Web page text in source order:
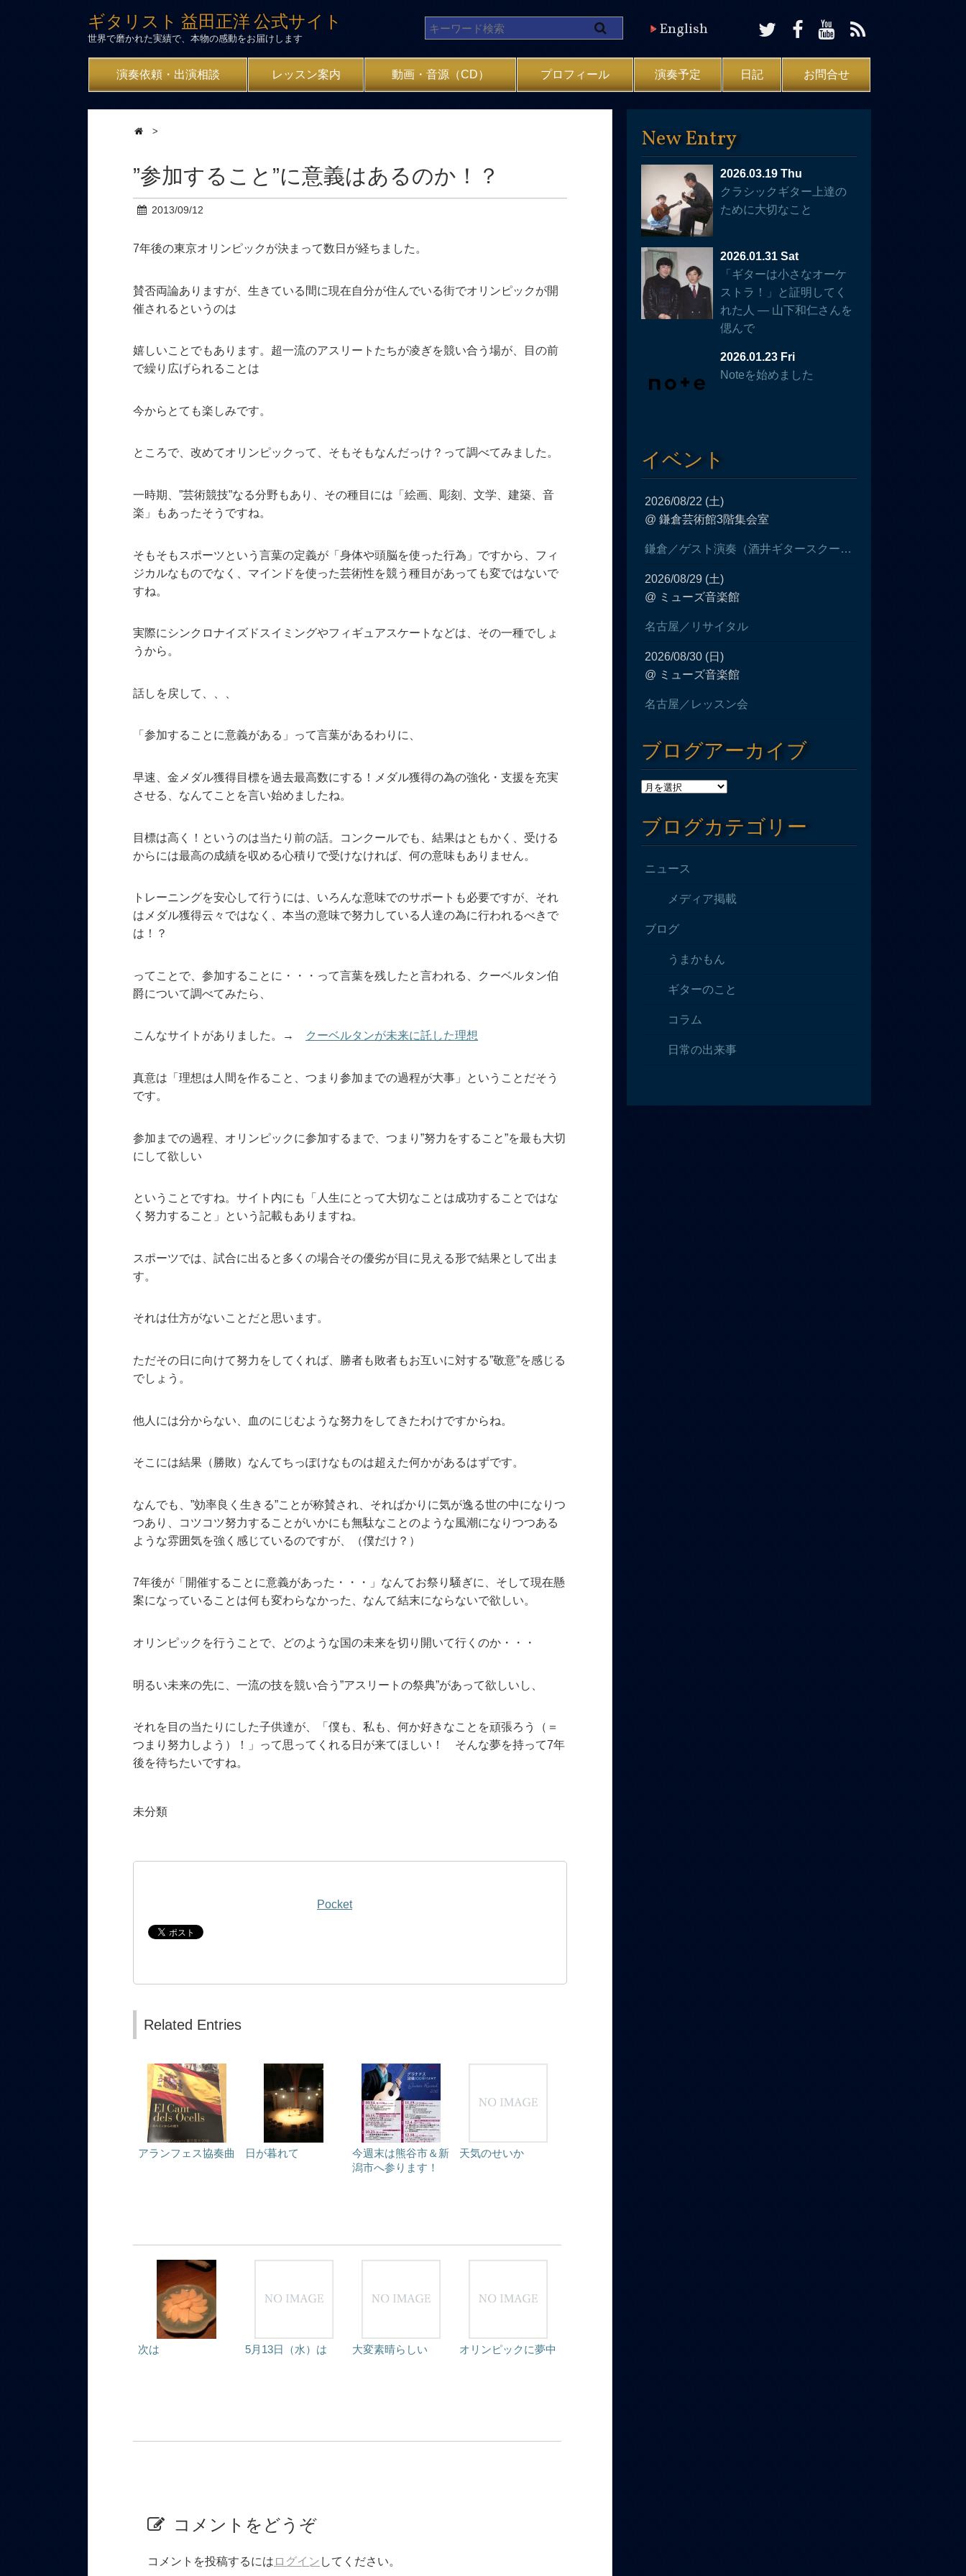
ギタリスト 益田正洋 公式サイト
世界で磨かれた実績で、本物の感動をお届けします English
演奏依頼・出演相談 レッスン案内 動画・音源（CD） プロフィール 演奏予定 日記 お問合せ
>
”参加すること”に意義はあるのか！？
2013/09/12
7年後の東京オリンピックが決まって数日が経ちました。
賛否両論ありますが、生きている間に現在自分が住んでいる街でオリンピックが開
催されるというのは
嬉しいことでもあります。超一流のアスリートたちが凌ぎを競い合う場が、目の前
で繰り広げられることは
今からとても楽しみです。
ところで、改めてオリンピックって、そもそもなんだっけ？って調べてみました。
一時期、”芸術競技”なる分野もあり、その種目には「絵画、彫刻、文学、建築、音
楽」もあったそうですね。
そもそもスポーツという言葉の定義が「身体や頭脳を使った行為」ですから、フィ
ジカルなものでなく、マインドを使った芸術性を競う種目があっても変ではないで
すね。
実際にシンクロナイズドスイミングやフィギュアスケートなどは、その一種でしょ
うから。
話しを戻して、、、
「参加することに意義がある」って言葉があるわりに、
早速、金メダル獲得目標を過去最高数にする！メダル獲得の為の強化・支援を充実
させる、なんてことを言い始めましたね。
目標は高く！というのは当たり前の話。コンクールでも、結果はともかく、受ける
からには最高の成績を収める心積りで受けなければ、何の意味もありません。
トレーニングを安心して行うには、いろんな意味でのサポートも必要ですが、それ
はメダル獲得云々ではなく、本当の意味で努力している人達の為に行われるべきで
は！？
ってことで、参加することに・・・って言葉を残したと言われる、クーベルタン伯
爵について調べてみたら、
こんなサイトがありました。→ クーベルタンが未来に託した理想
真意は「理想は人間を作ること、つまり参加までの過程が大事」ということだそう
です。
参加までの過程、オリンピックに参加するまで、つまり”努力をすること”を最も大切
にして欲しい
ということですね。サイト内にも「人生にとって大切なことは成功することではな
く努力すること」という記載もありますね。
スポーツでは、試合に出ると多くの場合その優劣が目に見える形で結果として出ま
す。
それは仕方がないことだと思います。
ただその日に向けて努力をしてくれば、勝者も敗者もお互いに対する”敬意”を感じる
でしょう。
他人には分からない、血のにじむような努力をしてきたわけですからね。
そこには結果（勝敗）なんてちっぽけなものは超えた何かがあるはずです。
なんでも、”効率良く生きる”ことが称賛され、そればかりに気が逸る世の中になりつ
つあり、コツコツ努力することがいかにも無駄なことのような風潮になりつつある
ような雰囲気を強く感じているのですが、（僕だけ？）
7年後が「開催することに意義があった・・・」なんてお祭り騒ぎに、そして現在懸
案になっていることは何も変わらなかった、なんて結末にならないで欲しい。
オリンピックを行うことで、どのような国の未来を切り開いて行くのか・・・
明るい未来の先に、一流の技を競い合う”アスリートの祭典”があって欲しいし、
それを目の当たりにした子供達が、「僕も、私も、何か好きなことを頑張ろう（＝
つまり努力しよう）！」って思ってくれる日が来てほしい！ そんな夢を持って7年
後を待ちたいですね。
未分類
Pocket
Related Entries
アランフェス協奏曲 日が暮れて
今週末は熊谷市＆新
潟市へ参ります！
天気のせいか
次は 5月13日（水）は 大変素晴らしい オリンピックに夢中
コメントをどうぞ
コメントを投稿するには ログイン してください。
New Entry
2026.03.19 Thu
クラシックギター上達の
ために大切なこと
2026.01.31 Sat
「ギターは小さなオーケ
ストラ！」と証明してく
れた人 — 山下和仁さんを
偲んで
2026.01.23 Fri
Noteを始めました
イベント
2026/08/22 (土)
@ 鎌倉芸術館3階集会室
鎌倉／ゲスト演奏（酒井ギタースクール発表会）
2026/08/29 (土)
@ ミューズ音楽館
名古屋／リサイタル
2026/08/30 (日)
@ ミューズ音楽館
名古屋／レッスン会
ブログアーカイブ
ブログカテゴリー
ニュース
メディア掲載
ブログ
うまかもん
ギターのこと
コラム
日常の出来事